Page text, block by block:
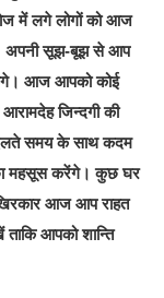
में लगे लोगों को आज
अपनी सूझ-बूझ से आप
आज आपको कोई
जिन्दगी की
समय के साथ कदम
महसूस करेंगे। कुछ घर
आज आप राहत
आपको शान्ति